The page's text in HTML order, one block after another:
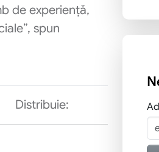
de experiență,
spun
Distribuie: